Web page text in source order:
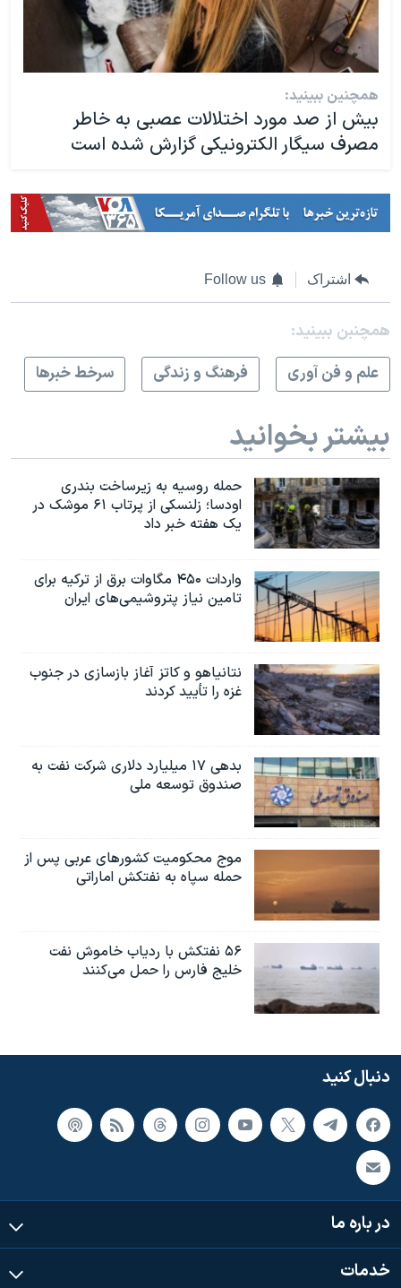
همچنین ببینید:
بیش از صد مورد اختلالات عصبی به خاطر
مصرف سیگار الکترونیکی گزارش شده است
اشتراک Follow us
همچنبن ببینید:
علم و فن آوری
فرهنگ و زندگی سرخط خبرها
بیشتر بخوانید
حمله روسیه به زیرساخت بندری
اودسا؛ زلنسکی از پرتاب ۶۱ موشک در
یک هفته خبر داد
واردات ۴۵۰ مگاوات برق از ترکیه برای
تامین نیاز پتروشیمی‌های ایران
نتانیاهو و کاتز آغاز بازسازی در جنوب
غزه را تأیید کردند
بدهی ۱۷ میلیارد دلاری شرکت نفت به
صندوق توسعه ملی
موج محکومیت کشورهای عربی پس از
حمله سپاه به نفتکش اماراتی
۵۶ نفتکش با ردیاب خاموش نفت
خلیج فارس را حمل می‌کنند
دنبال کنید
در باره ما
خدمات